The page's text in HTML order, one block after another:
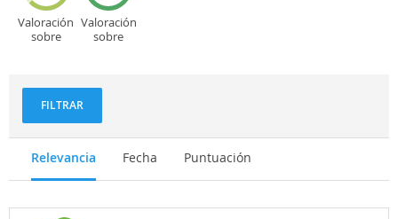
Valoración
sobre
Valoración
sobre
FILTRAR
Relevancia Fecha Puntuación